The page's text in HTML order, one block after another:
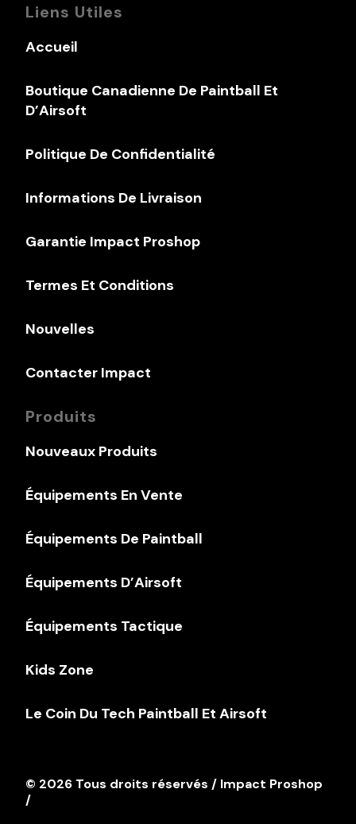
Liens Utiles
Accueil
Boutique Canadienne De Paintball Et
D’Airsoft
Politique De Confidentialité
Informations De Livraison
Garantie Impact Proshop
Termes Et Conditions
Nouvelles
Contacter Impact
Produits
Nouveaux Produits
Équipements En Vente
Équipements De Paintball
Équipements D’Airsoft
Équipements Tactique
Kids Zone
Le Coin Du Tech Paintball Et Airsoft
© 2026 Tous droits réservés / Impact Proshop
/